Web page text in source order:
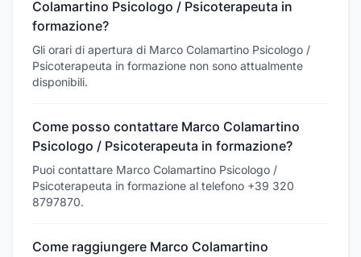
Colamartino Psicologo / Psicoterapeuta in
formazione?
Gli orari di apertura di Marco Colamartino Psicologo /
Psicoterapeuta in formazione non sono attualmente
disponibili.
Come posso contattare Marco Colamartino
Psicologo / Psicoterapeuta in formazione?
Puoi contattare Marco Colamartino Psicologo /
Psicoterapeuta in formazione al telefono +39 320
8797870.
Come raggiungere Marco Colamartino